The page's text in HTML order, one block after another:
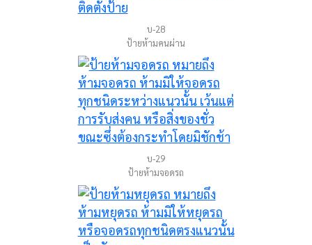
บ-28
ป้ายห้ามคนผ่าน
บ-29
ป้ายห้ามจอดรถ